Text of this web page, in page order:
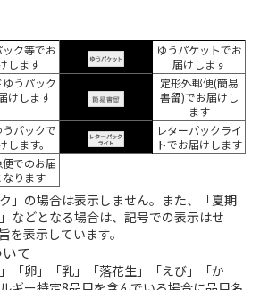
ック等でお
します
ゆうパケットでお
届けします
うパック
けします
定形外郵便(簡易
書留)でお届けし
ます
パックで
します。
レターパックライ
トでお届けします
でのお届
なります
」の場合は表示しません。また、「夏期
などとなる場合は、記号での表示はせ
を表示しています。
て
「卵」「乳」「落花生」「えび」「か